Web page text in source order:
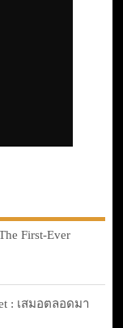
First-Ever
: เสมอตลอดมา